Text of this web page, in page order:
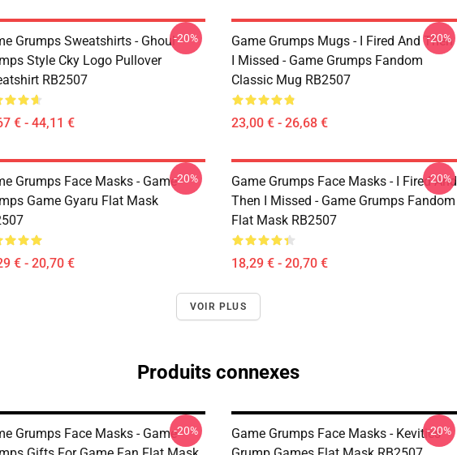
Grumps Sweatshirts - Ghoul
Style Cky Logo Pullover
RB2507
€ - 44,11 €
-20%
Game Grumps Mugs - I Fired And Then
I Missed - Game Grumps Fandom
Classic Mug RB2507
23,00 € - 26,68 €
-20%
Grumps Face Masks - Game
Game Gyaru Flat Mask
€ - 20,70 €
-20%
Game Grumps Face Masks - I Fired And
Then I Missed - Game Grumps Fandom
Flat Mask RB2507
18,29 € - 20,70 €
-20%
VOIR PLUS
Produits connexes
Grumps Face Masks - Game-20%
Game Grumps Face Masks - Kevities-20%